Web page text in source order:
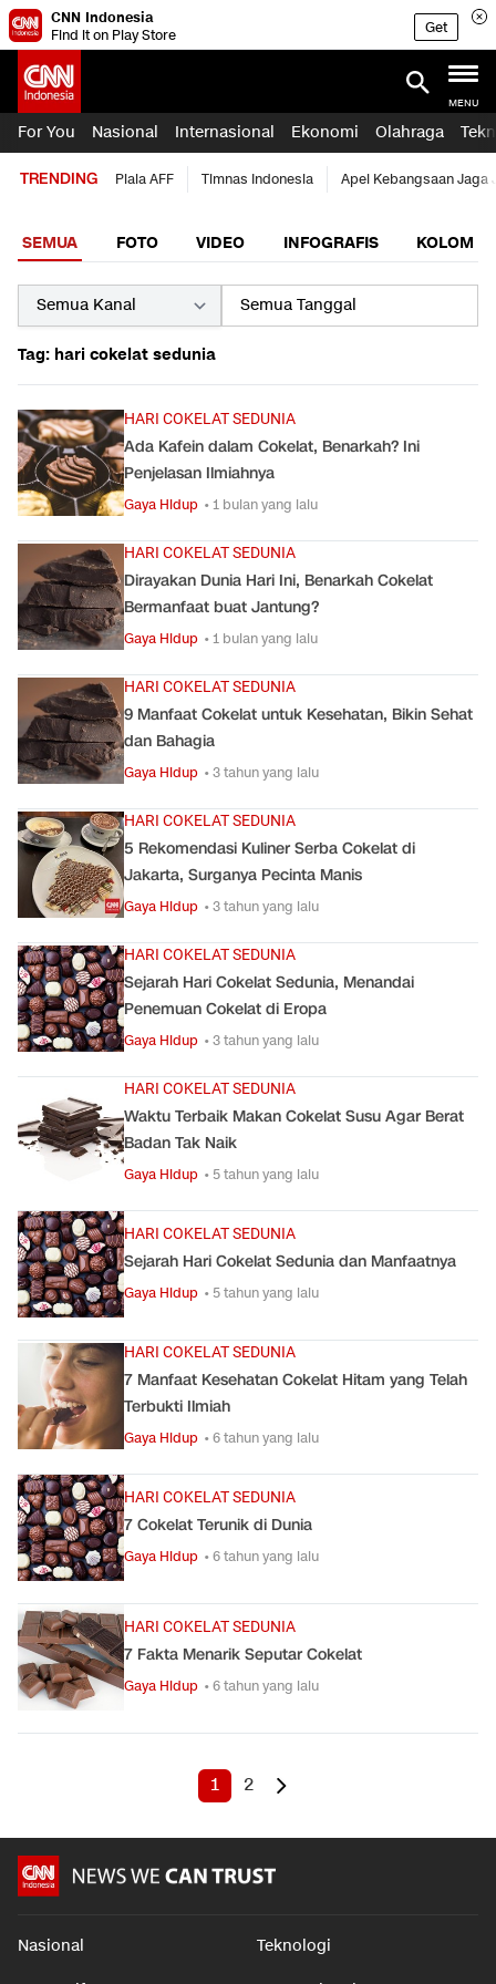
CNN Indonesia
Find it on Play Store
Get
MENU
For You Nasional Internasional Ekonomi Olahraga
TRENDING Piala AFF Timnas Indonesia Apel Kebangsaan Jaga
SEMUA FOTO VIDEO INFOGRAFIS KOLOM
Tag: hari cokelat sedunia
HARI COKELAT SEDUNIA
Ada Kafein dalam Cokelat, Benarkah? Ini
Penjelasan Ilmiahnya
Gaya Hidup • 1 bulan yang lalu
HARI COKELAT SEDUNIA
Dirayakan Dunia Hari Ini, Benarkah Cokelat
Bermanfaat buat Jantung?
Gaya Hidup • 1 bulan yang lalu
HARI COKELAT SEDUNIA
9 Manfaat Cokelat untuk Kesehatan, Bikin Sehat
dan Bahagia
Gaya Hidup • 3 tahun yang lalu
HARI COKELAT SEDUNIA
5 Rekomendasi Kuliner Serba Cokelat di
Jakarta, Surganya Pecinta Manis
Gaya Hidup • 3 tahun yang lalu
HARI COKELAT SEDUNIA
Sejarah Hari Cokelat Sedunia, Menandai
Penemuan Cokelat di Eropa
Gaya Hidup • 3 tahun yang lalu
HARI COKELAT SEDUNIA
Waktu Terbaik Makan Cokelat Susu Agar Berat
Badan Tak Naik
Gaya Hidup • 5 tahun yang lalu
HARI COKELAT SEDUNIA
Sejarah Hari Cokelat Sedunia dan Manfaatnya
Gaya Hidup • 5 tahun yang lalu
HARI COKELAT SEDUNIA
7 Manfaat Kesehatan Cokelat Hitam yang Telah
Terbukti Ilmiah
Gaya Hidup • 6 tahun yang lalu
HARI COKELAT SEDUNIA
7 Cokelat Terunik di Dunia
Gaya Hidup • 6 tahun yang lalu
HARI COKELAT SEDUNIA
7 Fakta Menarik Seputar Cokelat
Gaya Hidup • 6 tahun yang lalu
1 2
Nasional Teknologi